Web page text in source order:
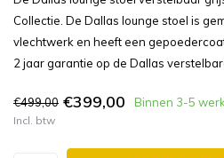
Collectie. De Dallas lounge stoel is
vlechtwerk en heeft een
2 jaar garantie op de Dallas
€499,00 €399,00 Binnen 3-5
Incl. btw